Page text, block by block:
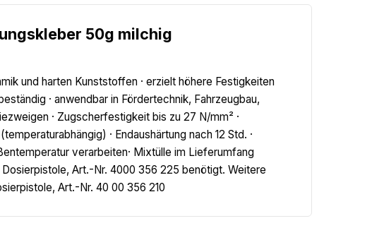
50g milchig
und harten Kunststoffen · erzielt höhere Festigkeiten
· anwendbar in Fördertechnik, Fahrzeugbau,
· Zugscherfestigkeit bis zu 27 N/mm² ·
· Endaushärtung nach 12 Std. ·
verarbeiten· Mixtülle im Lieferumfang
Art.-Nr. 4000 356 225 benötigt. Weitere
Art.-Nr. 40 00 356 210